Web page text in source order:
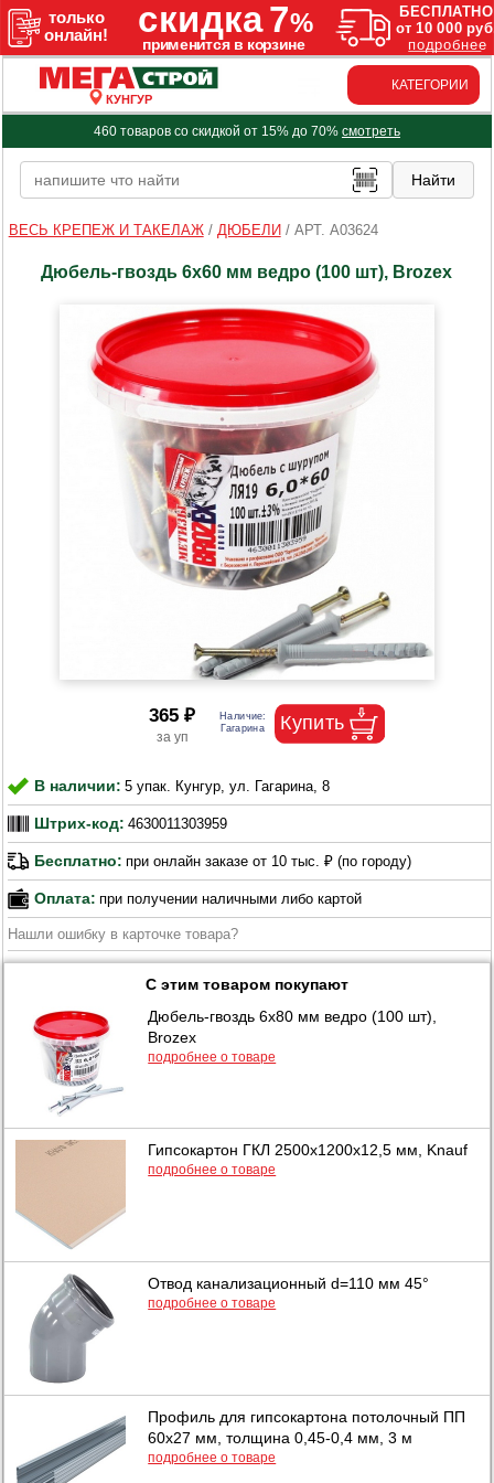
КУНГУР
КАТЕГОРИИ
460 товаров со скидкой от 15% до 70% смотреть
ВЕСЬ КРЕПЕЖ И ТАКЕЛАЖ/ ДЮБЕЛИ / АРТ. A03624
Дюбель-гвоздь 6х60 мм ведро (100 шт), Brozex
365 ₽
В наличии: 5 упак. Кунгур, ул. Гагарина, 8
Штрих-код: 4630011303959
Бесплатно: при онлайн заказе от 10 тыс. ₽ (по городу)
Оплата: при получении наличными либо картой
Нашли ошибку в карточке товара?
С этим товаром покупают
Дюбель-гвоздь 6х80 мм ведро (100 шт),
Brozex
подробнее о товаре
Гипсокартон ГКЛ 2500x1200x12,5 мм, Knauf
подробнее о товаре
Отвод канализационный d=110 мм 45°
подробнее о товаре
Профиль для гипсокартона потолочный ПП
60х27 мм, толщина 0,45-0,4 мм, 3 м
подробнее о товаре